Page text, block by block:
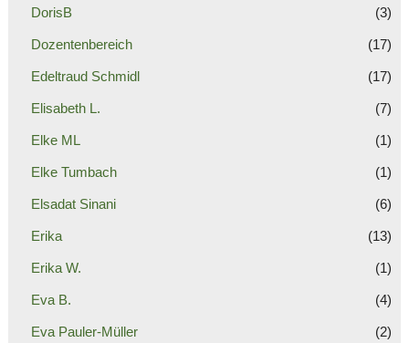
DorisB (3)
Dozentenbereich (17)
Edeltraud Schmidl (17)
Elisabeth L. (7)
Elke ML (1)
Elke Tumbach (1)
Elsadat Sinani (6)
Erika (13)
Erika W. (1)
Eva B. (4)
Eva Pauler-Müller (2)